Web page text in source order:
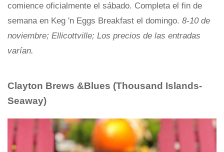
comience oficialmente el sábado. Completa el fin de
semana en Keg 'n Eggs Breakfast el domingo. 8-10 de
noviembre; Ellicottville; Los precios de las entradas
varían.
Clayton Brews &Blues (Thousand Islands-
Seaway)